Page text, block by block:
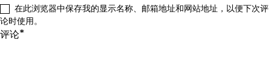
评论*
在此浏览器中保存我的显示名称、邮箱地址和网站地址，以便下次评
论时使用。